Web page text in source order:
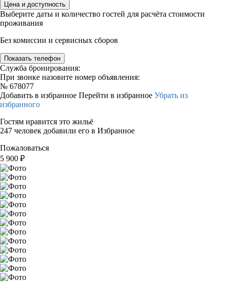
Цена и доступность
Выберите даты и количество гостей для расчёта стоимости
проживания
Без комиссии и сервисных сборов
Показать телефон
Служба бронирования:
При звонке назовите номер объявления:
№ 678077
Добавить в избранное Перейти в избранное Убрать из
избранного
Гостям нравится это жильё
247 человек добавили его в Избранное
Пожаловаться
5 900 ₽